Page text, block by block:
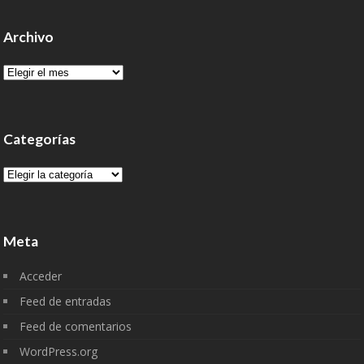
Archivo
Archivo
Categorías
Categorías
Meta
Acceder
Feed de entradas
Feed de comentarios
WordPress.org